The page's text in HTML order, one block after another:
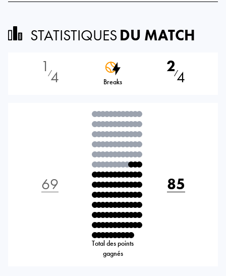
STATISTIQUES DU MATCH
1 ⁄4 Breaks
2⁄4
69
Total des points
gagnés
85